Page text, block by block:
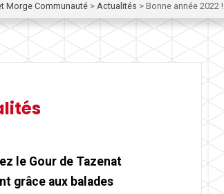
Morge Communauté > Actualités > Bonne année 2022 !
le Gour de Tazenat
grâce aux balades